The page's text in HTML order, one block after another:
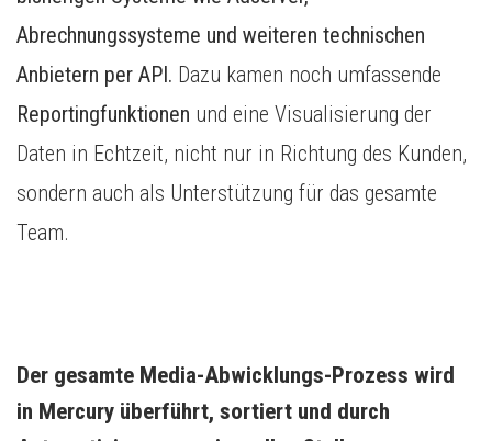
Abrechnungssysteme und weiteren technischen
Anbietern per API. Dazu kamen noch umfassende
Reportingfunktionen und eine Visualisierung der
Daten in Echtzeit, nicht nur in Richtung des Kunden,
sondern auch als Unterstützung für das gesamte
Team.
Der gesamte Media-Abwicklungs-Prozess wird
in Mercury überführt, sortiert und durch